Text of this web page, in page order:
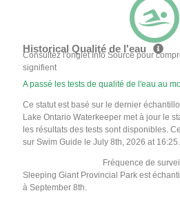
Historical Qualité de l'eau
Consultez l'onglet Info Source pour
signifient
A passé les tests de qualité de l'eau au
Ce statut est basé sur le dernier
Lake Ontario Waterkeeper met à jour le
les résultats des tests sont disponibles.
sur Swim Guide le July 8th, 2026 at 16:25.
Fréquence de
Sleeping Giant Provincial Park est
à September 8th.